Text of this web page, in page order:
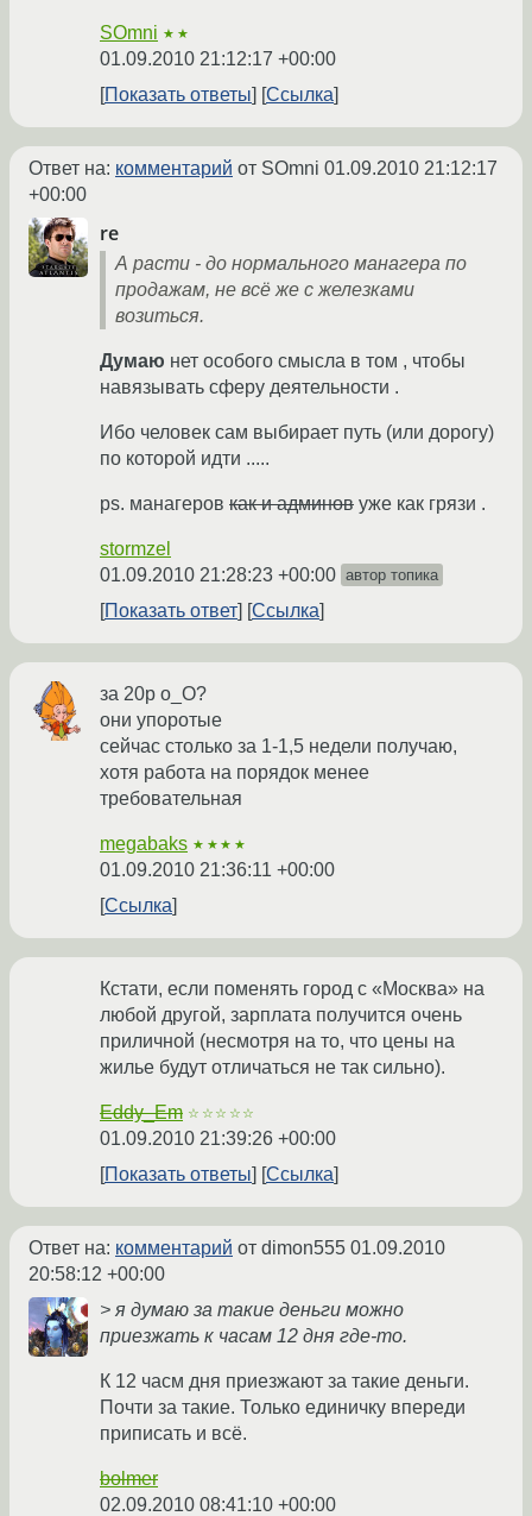
SOmni ★★
01.09.2010 21:12:17 +00:00
Показать ответы
Ссылка
Ответ на: комментарий от SOmni 01.09.2010 21:12:17
+00:00
re
А расти - до нормального манагера по
продажам, не всё же с железками
возиться.
Думаю нет особого смысла в том , чтобы
навязывать сферу деятельности .
Ибо человек сам выбирает путь (или дорогу)
по которой идти .....
ps. манагеров как и админов уже как грязи .
stormzel
01.09.2010 21:28:23 +00:00 автор топика
Показать ответ Ссылка
за 20р о_О?
они упоротые
сейчас столько за 1-1,5 недели получаю,
хотя работа на порядок менее
требовательная
megabaks ★★★★
01.09.2010 21:36:11 +00:00
Ссылка
Кстати, если поменять город с «Москва» на
любой другой, зарплата получится очень
приличной (несмотря на то, что цены на
жилье будут отличаться не так сильно).
Eddy_Em ☆☆☆☆☆
01.09.2010 21:39:26 +00:00
Показать ответы
Ссылка
Ответ на: комментарий от dimon555 01.09.2010
20:58:12 +00:00
> я думаю за такие деньги можно
приезжать к часам 12 дня где-то.
К 12 часм дня приезжают за такие деньги.
Почти за такие. Только единичку впереди
приписать и всё.
bolmer
02.09.2010 08:41:10 +00:00